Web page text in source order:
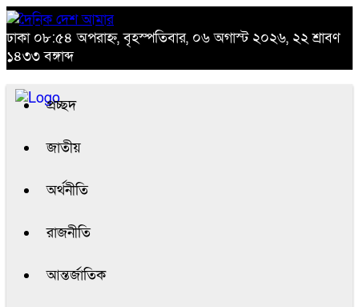
ঢাকা ০৮:৫৪ অপরাহ্ন, বৃহস্পতিবার, ০৬ অগাস্ট ২০২৬, ২২ শ্রাবণ
১৪৩৩ বঙ্গাব্দ
প্রচ্ছদ
জাতীয়
অর্থনীতি
রাজনীতি
আন্তর্জাতিক